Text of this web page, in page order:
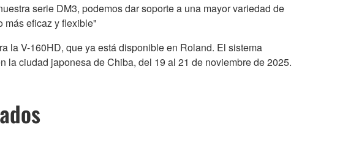
serie DM3, podemos dar soporte a una mayor variedad de
más eficaz y flexible"
la V-160HD, que ya está disponible en Roland. El sistema
la ciudad japonesa de Chiba, del 19 al 21 de noviembre de 2025.